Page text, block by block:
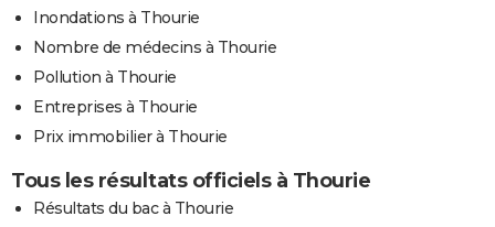
Inondations à Thourie
Nombre de médecins à Thourie
Pollution à Thourie
Entreprises à Thourie
Prix immobilier à Thourie
Tous les résultats officiels à Thourie
Résultats du bac à Thourie